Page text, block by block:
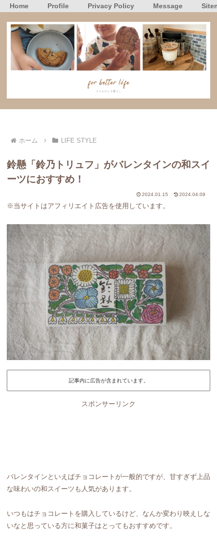
Home Profile Privacy Policy Message
ホーム LIFE STYLE
鈴懸「鈴乃トリュフ」がバレンタインの和スイ
ーツにおすすめ！
2024.01.15 2024.04.09
※当サイトはアフィリエイト広告を使用しています。
記事内に広告が含まれています。
スポンサーリンク
バレンタインといえばチョコレートが一般的ですが、甘すぎず上品
な味わいの和スイーツも人気があります。
いつもはチョコレートを購入しているけど、なんか変わり映えしな
いなと思っている方に和菓子はとってもおすすめです。